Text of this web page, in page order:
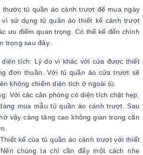
thước tủ quần áo cánh trượt để mua ngày
sử dụng tủ quần áo thiết kế cánh trượt
ưu điểm quan trọng. Có thể kể đến chính
trọng sau đây:
diện tích: Lý do vì khác với cửa được thiết
đơn thuần. Với tủ quần áo cửa trượt sẽ
không chiếm diện tích ở ngoài tủ.
Với các căn phòng có diện tích chật hẹp,
mua mẫu tủ quần áo cánh trượt. Sau
vậy càng tăng cao không gian trong căn
kế của tủ quần áo cánh trượt với thiết
chúng ta chỉ cần đẩy một cách nhẹ